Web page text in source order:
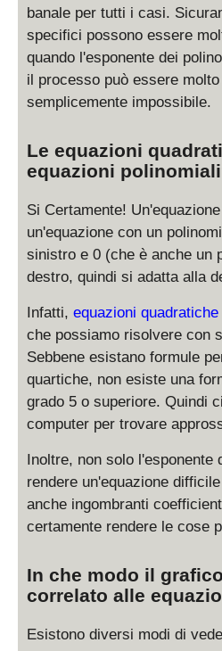
banale per tutti i casi.
specifici possono essere
quando l'esponente dei
il processo può essere
semplicemente impossibile.
Le equazioni
equazioni
Si Certamente!
un'equazione con un
sinistro e 0 (che è anche un
destro, quindi si adatta alla
Infatti, equazioni quadratiche
che possiamo risolvere con
Sebbene esistano formule
quartiche, non esiste una
grado 5 o superiore. Quindi
computer per trovare
Inoltre, non solo l'esponente
rendere un'equazione
anche ingombranti
certamente rendere le cose
In che modo il
correlato alle
Esistono diversi modi di